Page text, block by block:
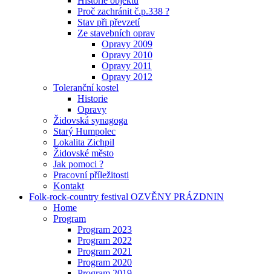
Proč zachránit č.p.338 ?
Stav při převzetí
Ze stavebních oprav
Opravy 2009
Opravy 2010
Opravy 2011
Opravy 2012
Toleranční kostel
Historie
Opravy
Židovská synagoga
Starý Humpolec
Lokalita Zichpil
Židovské město
Jak pomoci ?
Pracovní příležitosti
Kontakt
Folk-rock-country festival OZVĚNY PRÁZDNIN
Home
Program
Program 2023
Program 2022
Program 2021
Program 2020